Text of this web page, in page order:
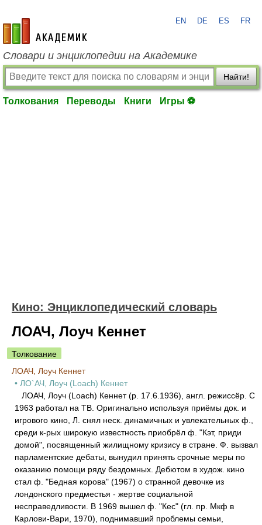
academic.ru
EN DE ES FR
Словари и энциклопедии на Академике
Найти!
Толкования Переводы Книги Игры ⚽
Кино: Энциклопедический словарь
ЛОАЧ, Лоуч Кеннет
Толкование
ЛОАЧ, Лоуч Кеннет
• ЛО`АЧ, Лоуч (Loach) Кеннет
ЛОАЧ, Лоуч (Loach) Кеннет (р. 17.6.1936), англ. режиссёр. С
1963 работал на ТВ. Оригинально используя приёмы док. и
игрового кино, Л. снял неск. динамичных и увлекательных ф.,
среди к-рых широкую известность приобрёл ф. "Кэт, приди
домой", посвященный жилищному кризису в стране. Ф. вызвал
парламентские дебаты, вынудил принять срочные меры по
оказанию помощи ряду бездомных. Дебютом в худож. кино
стал ф. "Бедная корова" (1967) о странной девочке из
лондонского предместья - жертве социальной
несправедливости. В 1969 вышел ф. "Кес" (гл. пр. Мкф в
Карлови-Вари, 1970), поднимавший проблемы семьи,